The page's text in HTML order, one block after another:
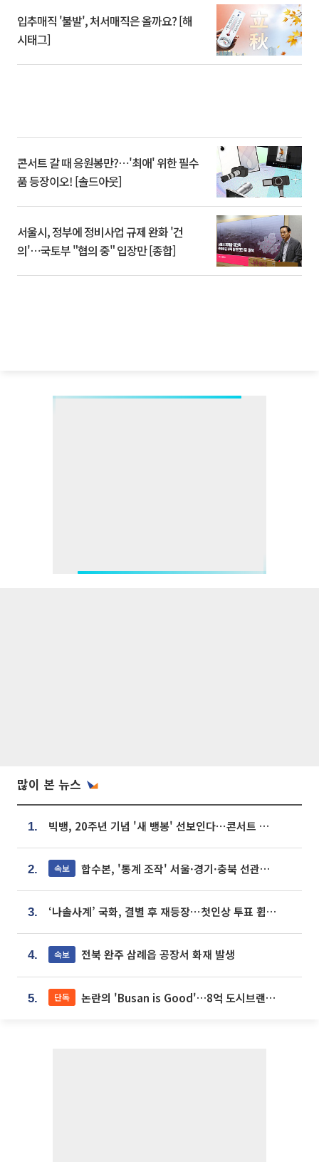
입추매직 '불발', 처서매직은 올까요? [해
시태그]
콘서트 갈 때 응원봉만?⋯'최애' 위한 필수
품 등장이오! [솔드아웃]
서울시, 정부에 정비사업 규제 완화 '건
의'⋯국토부 "협의 중" 입장만 [종합]
많이 본 뉴스
1. 빅뱅, 20주년 기념 '새 뱅봉' 선보인다⋯콘서트 앞두고 팝업 개최
2. 속보 합수본, '통계 조작' 서울·경기·충북 선관위 등 추가 압수수색
3. ‘나솔사계’ 국화, 결별 후 재등장⋯첫인상 투표 휩쓸고 ‘인기녀’ 등극
4. 속보 전북 완주 삼례읍 공장서 화재 발생
5. 단독 논란의 'Busan is Good'…8억 도시브랜드, 용산 대통령실 CI 업체가 수행